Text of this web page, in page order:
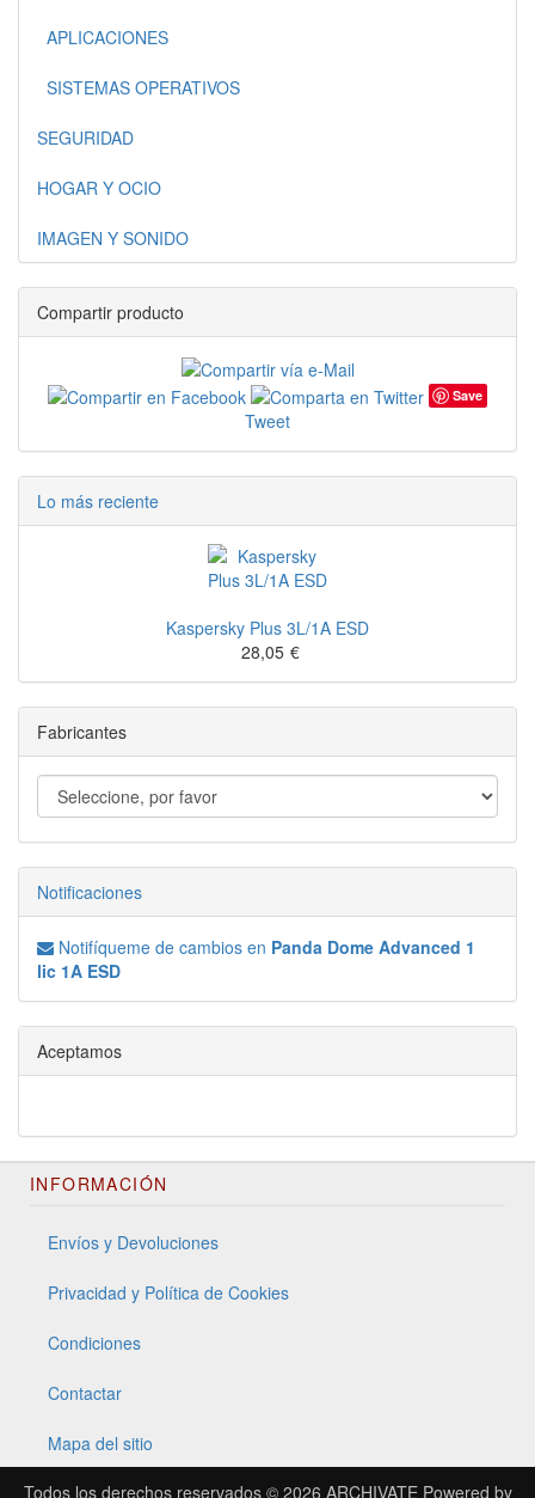
APLICACIONES
SISTEMAS OPERATIVOS
SEGURIDAD
HOGAR Y OCIO
IMAGEN Y SONIDO
Compartir producto
Save
Tweet
Lo más reciente
Kaspersky Plus 3L/1A ESD
28,05 €
Fabricantes
Notificaciones
Notifíqueme de cambios en Panda Dome Advanced 1
lic 1A ESD
Aceptamos
INFORMACIÓN
Envíos y Devoluciones
Privacidad y Política de Cookies
Condiciones
Contactar
Mapa del sitio
Todos los derechos reservados © 2026 ARCHIVATEPowered by